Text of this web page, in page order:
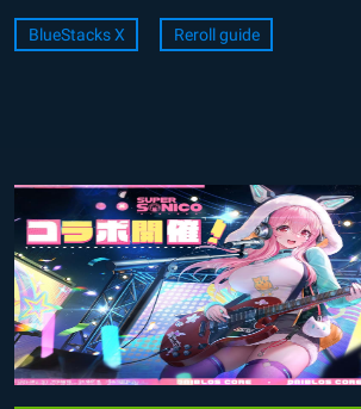
BlueStacks X Reroll guide